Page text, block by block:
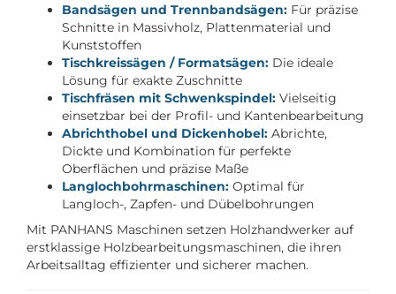
Bandsägen und Trennbandsägen: Für präzise
Schnitte in Massivholz, Plattenmaterial und
Kunststoffen
Tischkreissägen / Formatsägen: Die ideale
Lösung für exakte Zuschnitte
Tischfräsen mit Schwenkspindel: Vielseitig
einsetzbar bei der Profil- und Kantenbearbeitung
Abrichthobel und Dickenhobel: Abrichte,
Dickte und Kombination für perfekte
Oberflächen und präzise Maße
Langlochbohrmaschinen: Optimal für
Langloch-, Zapfen- und Dübelbohrungen
Mit PANHANS Maschinen setzen Holzhandwerker auf
erstklassige Holzbearbeitungsmaschinen, die ihren
Arbeitsalltag effizienter und sicherer machen.